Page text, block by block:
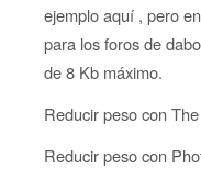
ejemplo aquí , pero
para los foros de
de 8 Kb máximo.
Reducir peso con
Reducir peso con